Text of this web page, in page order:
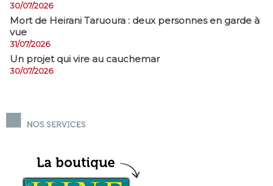
30/07/2026
Mort de Heirani Taruoura : deux personnes en garde à
vue
31/07/2026
Un projet qui vire au cauchemar
30/07/2026